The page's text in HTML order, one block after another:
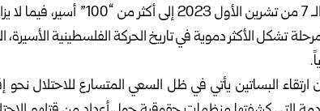
على القطاع في الـ 7 من تشرين
ارتقاء البساتين يأتي في ظل السعي المتسارع للاحتلال